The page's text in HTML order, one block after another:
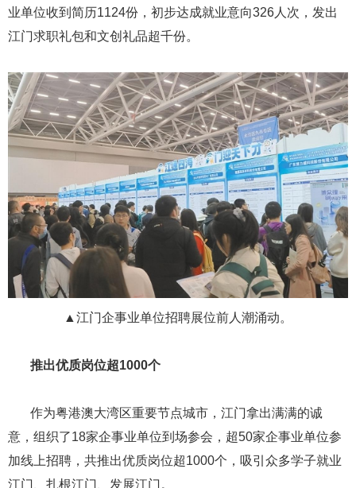
业单位收到简历1124份，初步达成就业意向326人次，发出
江门求职礼包和文创礼品超千份。
▲江门企事业单位招聘展位前人潮涌动。
推出优质岗位超1000个
作为粤港澳大湾区重要节点城市，江门拿出满满的诚
意，组织了18家企事业单位到场参会，超50家企事业单位参
加线上招聘，共推出优质岗位超1000个，吸引众多学子就业
江门、扎根江门、发展江门。